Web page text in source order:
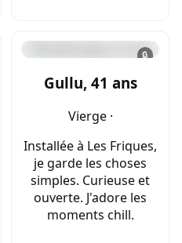
🔒
Gullu, 41 ans
Vierge ·
Installée à Les Friques,
je garde les choses
simples. Curieuse et
ouverte. J'adore les
moments chill.